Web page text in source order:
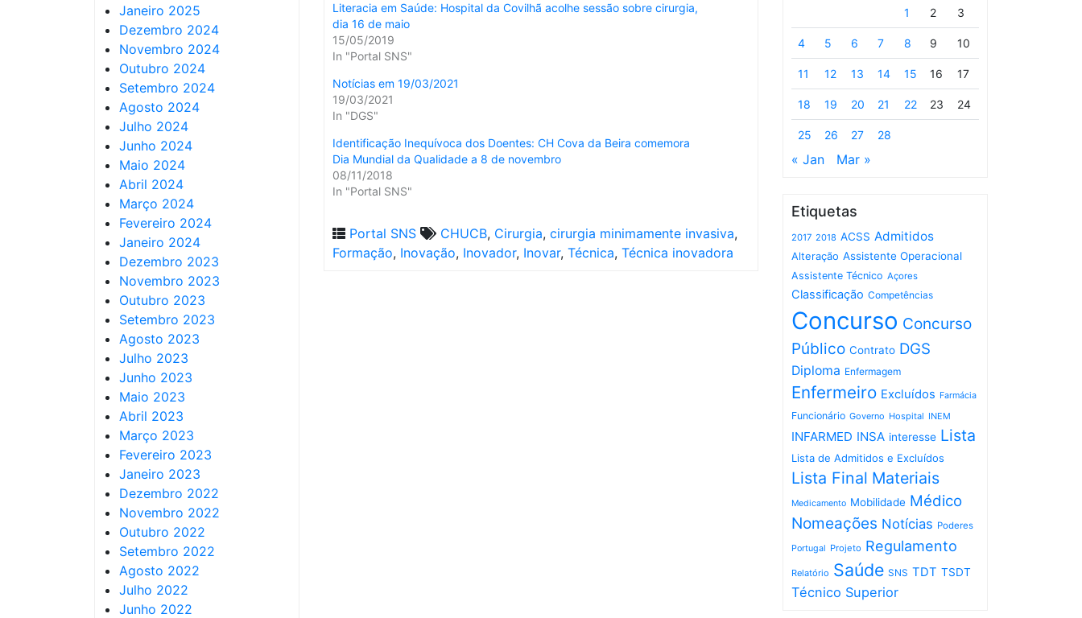
Janeiro 2025
Dezembro 2024
Novembro 2024
Outubro 2024
Setembro 2024
Agosto 2024
Julho 2024
Junho 2024
Maio 2024
Abril 2024
Março 2024
Fevereiro 2024
Janeiro 2024
Dezembro 2023
Novembro 2023
Outubro 2023
Setembro 2023
Agosto 2023
Julho 2023
Junho 2023
Maio 2023
Abril 2023
Março 2023
Fevereiro 2023
Janeiro 2023
Dezembro 2022
Novembro 2022
Outubro 2022
Setembro 2022
Agosto 2022
Julho 2022
Junho 2022
Literacia em Saúde: Hospital da Covilhã acolhe sessão sobre cirurgia,
dia 16 de maio
15/05/2019
In "Portal SNS"
Notícias em 19/03/2021
19/03/2021
In "DGS"
Identificação Inequívoca dos Doentes: CH Cova da Beira comemora
Dia Mundial da Qualidade a 8 de novembro
08/11/2018
In "Portal SNS"
Portal SNS CHUCB, Cirurgia, cirurgia minimamente invasiva,
Formação, Inovação, Inovador, Inovar, Técnica, Técnica inovadora
1 2 3
4 5 6 7 8 9 10
11 12 13 14 15 16 17
18 19 20 21 22 23 24
25 26 27 28
« Jan Mar »
Etiquetas
2017 2018 ACSS Admitidos
Alteração Assistente Operacional
Assistente Técnico Açores
Classificação Competências
Concurso Concurso
Público Contrato DGS
Diploma Enfermagem
Enfermeiro Excluídos Farmácia
Funcionário Governo Hospital INEM
INFARMED INSA interesse Lista
Lista de Admitidos e Excluídos
Lista Final Materiais
Medicamento Mobilidade Médico
Nomeações Notícias Poderes
Portugal Projeto Regulamento
Relatório Saúde SNS TDT TSDT
Técnico Superior